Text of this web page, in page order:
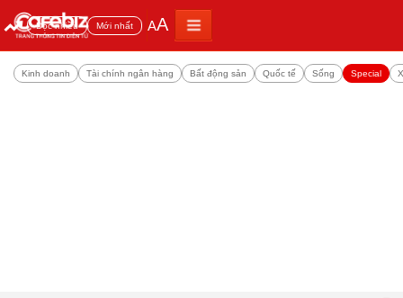
Đọc nhiều Mới nhất AA
Kinh doanh Tài chính ngân hàng Bất động sản Quốc tế Sống Special